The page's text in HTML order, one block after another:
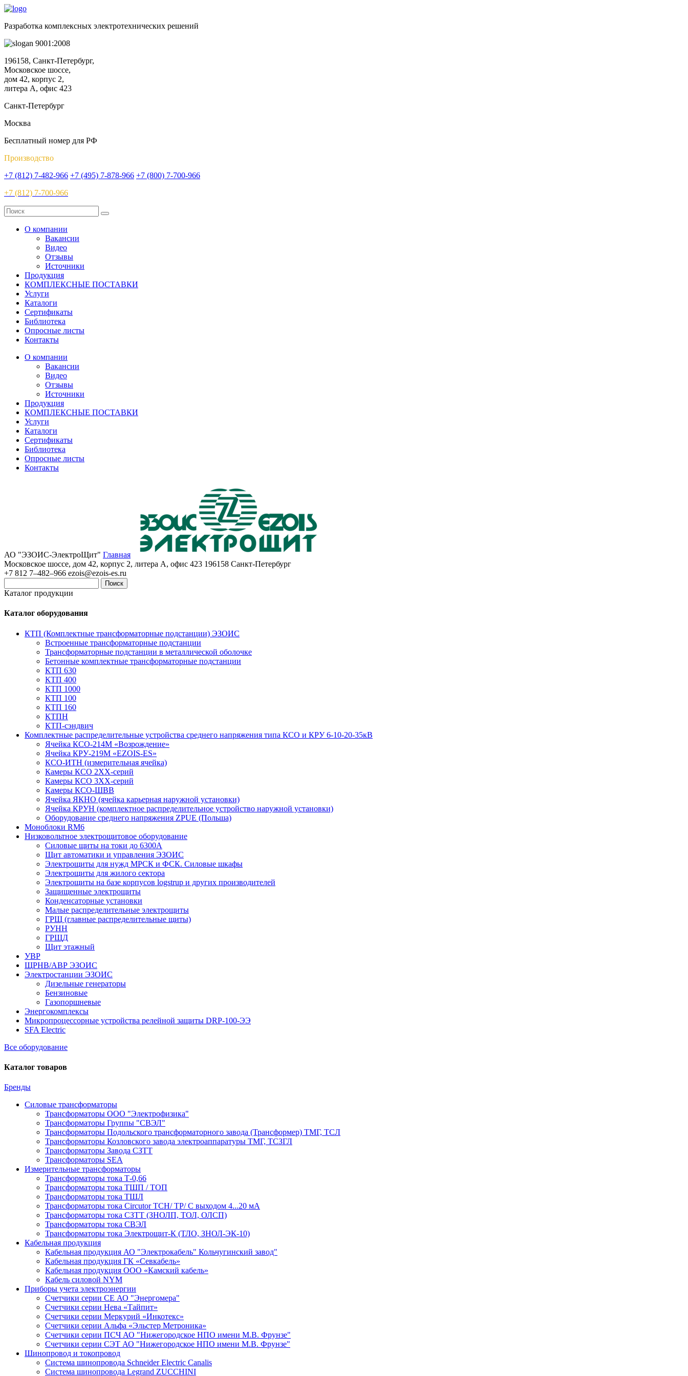
Разработка комплексных электротехнических решений
9001:2008
196158, Санкт-Петербург,
Московское шоссе,
дом 42, корпус 2,
литера А, офис 423
Санкт-Петербург
Москва
Бесплатный номер для РФ
Производство
+7 (812) 7-482-966 +7 (495) 7-878-966 +7 (800) 7-700-966
+7 (812) 7-700-966
О компании
Вакансии
Видео
Отзывы
Источники
Продукция
КОМПЛЕКСНЫЕ ПОСТАВКИ
Услуги
Каталоги
Сертификаты
Библиотека
Опросные листы
Контакты
О компании
Вакансии
Видео
Отзывы
Источники
Продукция
КОМПЛЕКСНЫЕ ПОСТАВКИ
Услуги
Каталоги
Сертификаты
Библиотека
Опросные листы
Контакты
АО "ЭЗОИС-ЭлектроЩит" Главная
Московское шоссе, дом 42, корпус 2, литера А, офис 423 196158 Санкт-Петербург
+7 812 7–482–966 ezois@ezois-es.ru
Поиск
Каталог продукции
Каталог оборудования
КТП (Комплектные трансформаторные подстанции) ЭЗОИС
Встроенные трансформаторные подстанции
Трансформаторные подстанции в металлической оболочке
Бетонные комплектные трансформаторные подстанции
КТП 630
КТП 400
КТП 1000
КТП 100
КТП 160
КТПН
КТП-сэндвич
Комплектные распределительные устройства среднего напряжения типа КСО и КРУ 6-10-20-35кВ
Ячейка КСО-214М «Возрождение»
Ячейка КРУ-219М «EZOIS-ES»
КСО-ИТН (измерительная ячейка)
Камеры КСО 2ХХ-серий
Камеры КСО 3ХХ-серий
Камеры КСО-ШВВ
Ячейка ЯКНО (ячейка карьерная наружной установки)
Ячейка КРУН (комплектное распределительное устройство наружной установки)
Оборудование среднего напряжения ZPUE (Польша)
Моноблоки RM6
Низковольтное электрощитовое оборудование
Силовые щиты на токи до 6300А
Щит автоматики и управления ЭЗОИС
Электрощиты для нужд МРСК и ФСК. Силовые шкафы
Электрощиты для жилого сектора
Электрощиты на базе корпусов logstrup и других производителей
Защищенные электрощиты
Конденсаторные установки
Малые распределительные электрощиты
ГРЩ (главные распределительные щиты)
РУНН
ГРЩД
Щит этажный
УВР
ЩРНВ/АВР ЭЗОИС
Электростанции ЭЗОИС
Дизельные генераторы
Бензиновые
Газопоршневые
Энергокомплексы
Микропроцессорные устройства релейной защиты DRP-100-ЭЭ
SFA Electric
Все оборудование
Каталог товаров
Бренды
Силовые трансформаторы
Трансформаторы ООО "Электрофизика"
Трансформаторы Группы "СВЭЛ"
Трансформаторы Подольского трансформаторного завода (Трансформер) ТМГ, ТСЛ
Трансформаторы Козловского завода электроаппаратуры ТМГ, ТСЗГЛ
Трансформаторы Завода СЗТТ
Трансформаторы SEA
Измерительные трансформаторы
Трансформаторы тока Т-0,66
Трансформаторы тока ТШП / ТОП
Трансформаторы тока ТШЛ
Трансформаторы тока Circutor TCH/ TP/ С выходом 4...20 мА
Трансформаторы тока СЗТТ (ЗНОЛП, ТОЛ, ОЛСП)
Трансформаторы тока СВЭЛ
Трансформаторы тока Электрощит-К (ТЛО, ЗНОЛ-ЭК-10)
Кабельная продукция
Кабельная продукция АО "Электрокабель" Кольчугинский завод"
Кабельная продукция ГК «Севкабель»
Кабельная продукция ООО «Камский кабель»
Кабель силовой NYM
Приборы учета электроэнергии
Счетчики серии СЕ АО "Энергомера"
Счетчики серии Нева «Тайпит»
Счетчики серии Меркурий «Инкотекс»
Счетчики серии Альфа «Эльстер Метроника»
Счетчики серии ПСЧ АО "Нижегородское НПО имени М.В. Фрунзе"
Счетчики серии СЭТ АО "Нижегородское НПО имени М.В. Фрунзе"
Шинопровод и токопровод
Система шинопровода Schneider Electric Canalis
Система шинопровода Legrand ZUCCHINI